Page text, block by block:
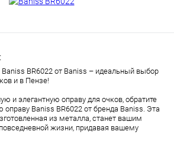
BR6022 от Baniss – идеальный выбор
и в Пензе!
и элегантную оправу для очков, обратите
Baniss BR6022 от бренда Baniss. Эта
из металла, станет вашим
жизни, придавая вашему